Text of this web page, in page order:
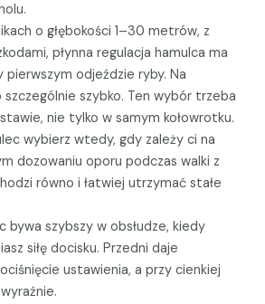
o głębokości 1–30 metrów, z
płynna regulacja hamulca ma
pierwszym odjeździe ryby. Na
szybko. Ten wybór trzeba
nie tylko w samym kołowrotku.
wybierz wtedy, gdy zależy ci na
dozowaniu oporu podczas walki z
równo i łatwiej utrzymać stałe
bywa szybszy w obsłudze, kiedy
siłę docisku. Przedni daje
ustawienia, a przy cienkiej